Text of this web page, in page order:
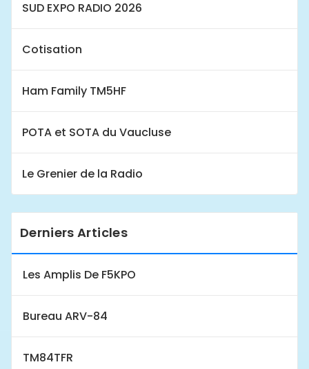
SUD EXPO RADIO 2026
Cotisation
Ham Family TM5HF
POTA et SOTA du Vaucluse
Le Grenier de la Radio
Derniers Articles
Les Amplis De F5KPO
Bureau ARV-84
TM84TFR